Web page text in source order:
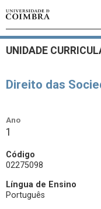
UNIDADE
Direito das
Ano
1
Código
02275098
Língua de Ensino
Português